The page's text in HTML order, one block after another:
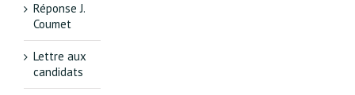
Réponse J.
Coumet
Lettre aux
candidats